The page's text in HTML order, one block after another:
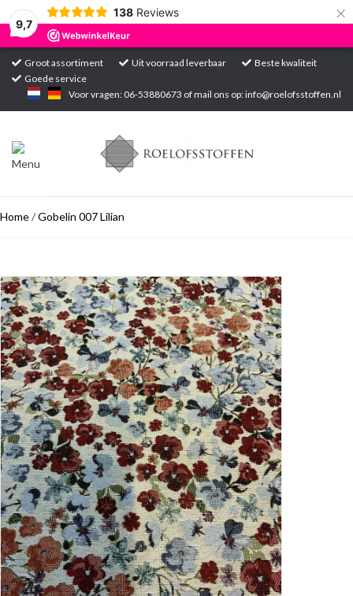
9,7
138 Reviews ×
Groot assortiment Uit voorraad leverbaar
Beste kwaliteit
Goede service
Voor vragen: 06-53880673 of mail ons op:info@roelofsstoffen.nl
Home
Projecten
Markten
Home/Gobelin 007 Lilian